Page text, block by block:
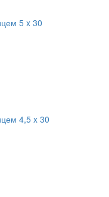
5 x 30
4,5 x 30